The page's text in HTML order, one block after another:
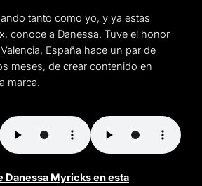
tanto como yo, y ya estas
conoce a Danessa. Tuve el honor
España hace un par de
meses, de crear contenido en
marca.
Danessa Myricks en esta